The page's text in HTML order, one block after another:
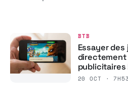
BTB
Essayer
directement
publicitaires
20 OCT · 7H53